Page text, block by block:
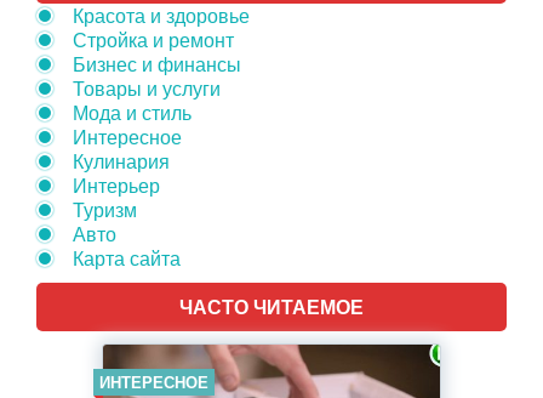
Красота и здоровье
Стройка и ремонт
Бизнес и финансы
Товары и услуги
Мода и стиль
Интересное
Кулинария
Интерьер
Туризм
Авто
Карта сайта
ЧАСТО ЧИТАЕМОЕ
ИНТЕРЕСНОЕ